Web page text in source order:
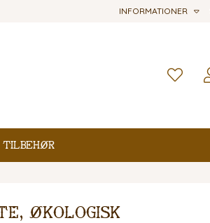
INFORMATIONER
Tilbehør
økologisk